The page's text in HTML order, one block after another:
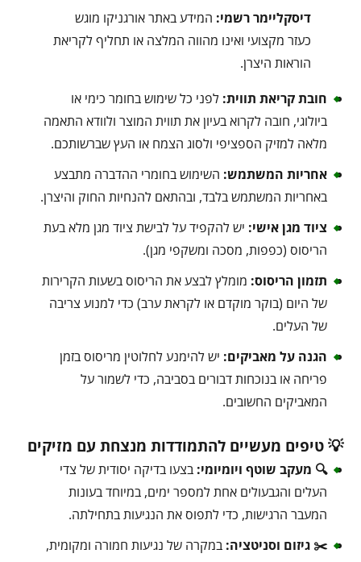
דיסקליימר רשמי: המידע באתר אורגניקו מוגש
כעזר מקצועי ואינו מהווה המלצה או תחליף לקריאת
הוראות היצרן.
חובת קריאת תווית: לפני כל שימוש בחומר כימי או
ביולוגי, חובה לקרוא בעיון את תווית המוצר ולוודא התאמה
מלאה למזיק הספציפי ולסוג הצמח או העץ שברשותכם.
אחריות המשתמש: השימוש בחומרי ההדברה מתבצע
באחריות המשתמש בלבד, ובהתאם להנחיות החוק והיצרן.
ציוד מגן אישי: יש להקפיד על לבישת ציוד מגן מלא בעת
הריסוס (כפפות, מסכה ומשקפי מגן).
תזמון הריסוס: מומלץ לבצע את הריסוס בשעות הקרירות
של היום (בוקר מוקדם או לקראת ערב) כדי למנוע צריבה
של העלים.
הגנה על מאביקים: יש להימנע לחלוטין מריסוס בזמן
פריחה או בנוכחות דבורים בסביבה, כדי לשמור על
המאביקים החשובים.
💡 טיפים מעשיים להתמודדות מנצחת עם מזיקים
🔍 מעקב שוטף ויומיומי: בצעו בדיקה יסודית של צדי
העלים והגבעולים אחת למספר ימים, במיוחד בעונות
המעבר הרגישות, כדי לתפוס את הנגיעות בתחילתה.
✂️ גיזום וסניטציה: במקרה של נגיעות חמורה ומקומית,